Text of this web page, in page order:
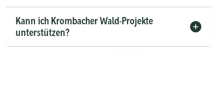
Kann ich Krombacher Wald-Projekte
unterstützen?